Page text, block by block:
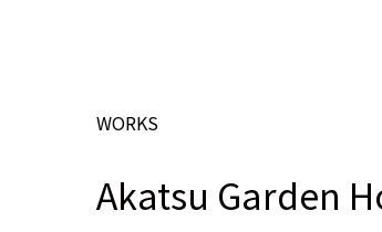
WORKS
Akatsu Garden